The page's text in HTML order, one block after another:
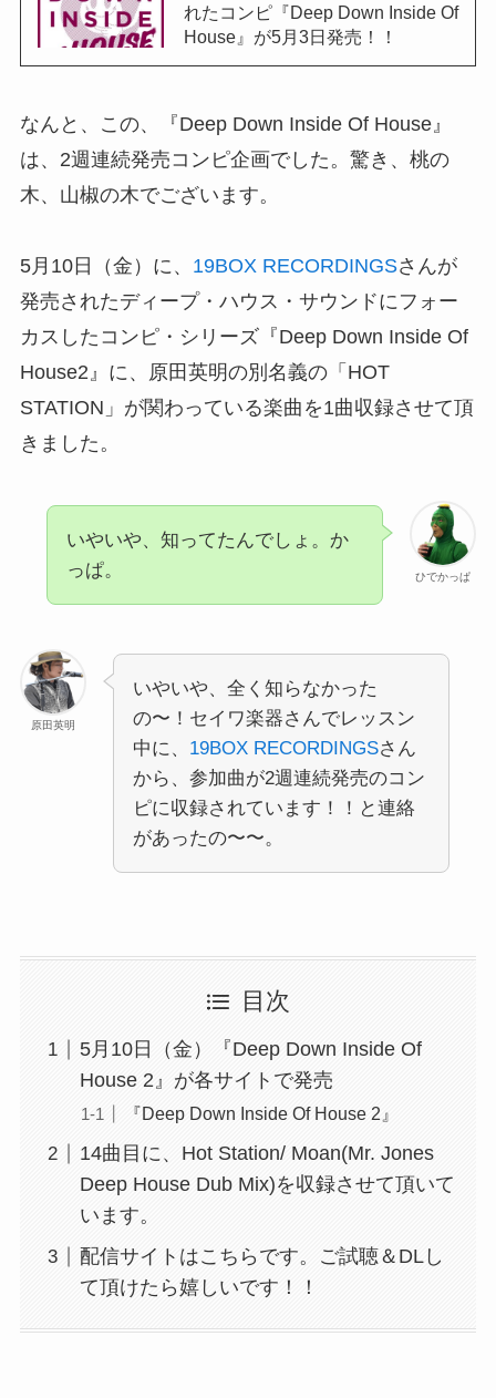
れたコンピ『Deep Down Inside Of
House』が5月3日発売！！
なんと、この、『Deep Down Inside Of House』
は、2週連続発売コンピ企画でした。驚き、桃の
木、山椒の木でございます。
5月10日（金）に、 19BOX RECORDINGSさんが
発売されたディープ・ハウス・サウンドにフォー
カスしたコンピ・シリーズ『Deep Down Inside Of
House2』に、原田英明の別名義の「HOT
STATION」が関わっている楽曲を1曲収録させて頂
きました。
ひでかっぱ
いやいや、知ってたんでしょ。か
っぱ。
原田英明
いやいや、全く知らなかった
の〜！セイワ楽器さんでレッスン
中に、 19BOX RECORDINGSさん
から、参加曲が2週連続発売のコン
ピに収録されています！！と連絡
があったの〜〜。
目次
5月10日（金）『Deep Down Inside Of
House 2』が各サイトで発売
『Deep Down Inside Of House 2』
14曲目に、Hot Station/ Moan(Mr. Jones
Deep House Dub Mix)を収録させて頂いて
います。
配信サイトはこちらです。ご試聴＆DLし
て頂けたら嬉しいです！！